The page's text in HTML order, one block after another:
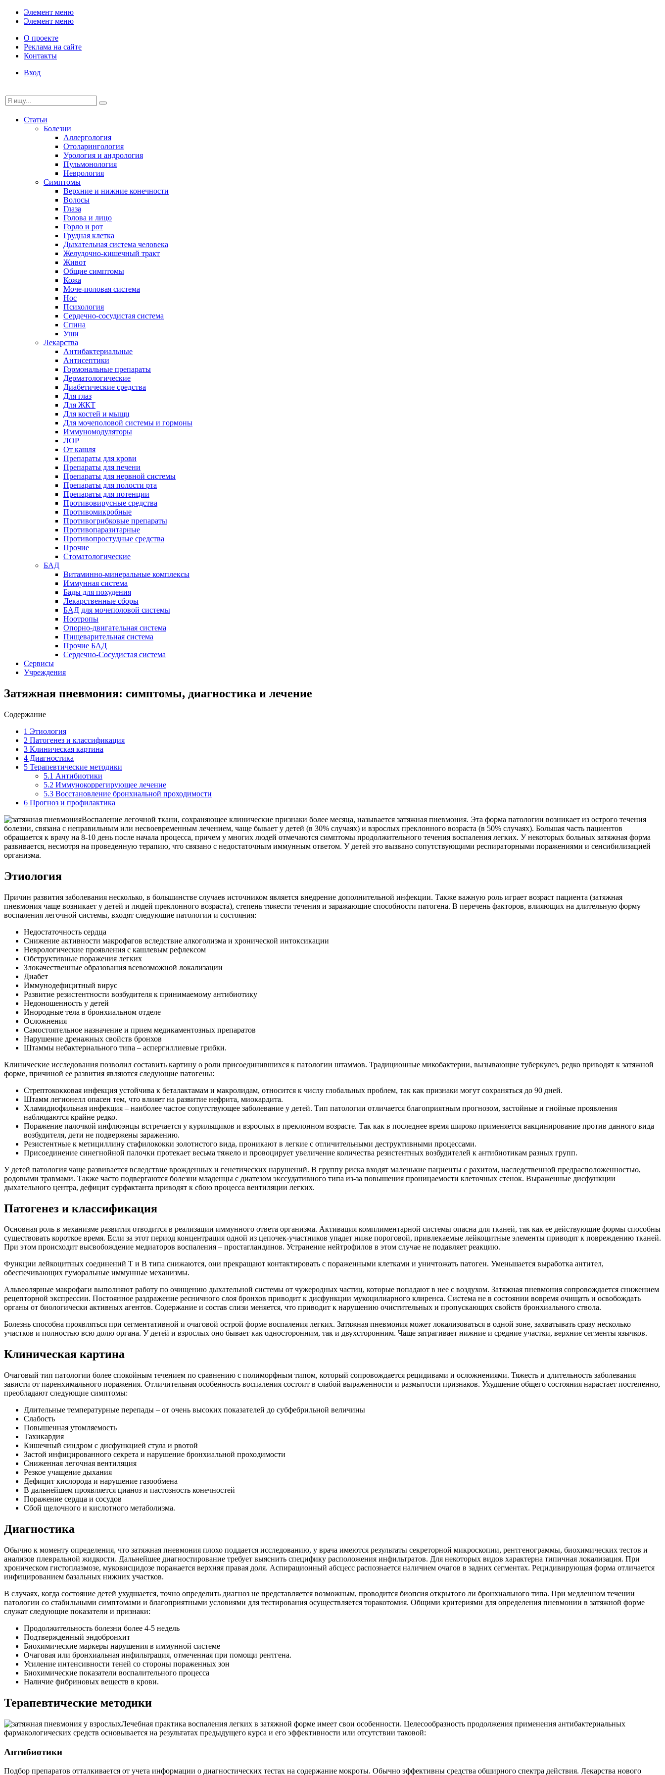
Элемент меню
Элемент меню
О проекте
Реклама на сайте
Контакты
Вход
Статьи
Болезни
Аллергология
Отоларингология
Урология и андрология
Пульмонология
Неврология
Симптомы
Верхние и нижние конечности
Волосы
Глаза
Голова и лицо
Горло и рот
Грудная клетка
Дыхательная система человека
Желудочно-кишечный тракт
Живот
Общие симптомы
Кожа
Моче-половая система
Нос
Психология
Сердечно-сосудистая система
Спина
Уши
Лекарства
Антибактериальные
Антисептики
Гормональные препараты
Дерматологические
Диабетические средства
Для глаз
Для ЖКТ
Для костей и мыщц
Для мочеполовой системы и гормоны
Иммуномодуляторы
ЛОР
От кашля
Препараты для крови
Препараты для печени
Препараты для нервной системы
Препараты для полости рта
Препараты для потенции
Противовирусные средства
Противомикробные
Противогрибковые препараты
Противопаразитарные
Противопростудные средства
Прочие
Стоматологические
БАД
Витаминно-минеральные комплексы
Иммунная система
Бады для похудения
Лекарственные сборы
БАД для мочеполовой системы
Ноотропы
Опорно-двигательная система
Пищеварительная система
Прочие БАД
Сердечно-Сосудистая система
Сервисы
Учреждения
Затяжная пневмония: симптомы, диагностика и лечение
Содержание
1 Этиология
2 Патогенез и классификация
3 Клиническая картина
4 Диагностика
5 Терапевтические методики
5.1 Антибиотики
5.2 Иммунокоррегирующее лечение
5.3 Восстановление бронхиальной проходимости
6 Прогноз и профилактика
Воспаление легочной ткани, сохраняющее клинические признаки более месяца, называется затяжная пневмония. Эта форма патологии возникает из острого течения
болезни, связана с неправильным или несвоевременным лечением, чаще бывает у детей (в 30% случаях) и взрослых преклонного возраста (в 50% случаях). Большая часть пациентов
обращается к врачу на 8-10 день после начала процесса, причем у многих людей отмечаются симптомы продолжительного течения воспаления легких. У некоторых больных затяжная форма
развивается, несмотря на проведенную терапию, что связано с недостаточным иммунным ответом. У детей это вызвано сопутствующими респираторными поражениями и сенсибилизацией
организма.
Этиология
Причин развития заболевания несколько, в большинстве случаев источником является внедрение дополнительной инфекции. Также важную роль играет возраст пациента (затяжная
пневмония чаще возникает у детей и людей преклонного возраста), степень тяжести течения и заражающие способности патогена. В перечень факторов, влияющих на длительную форму
воспаления легочной системы, входят следующие патологии и состояния:
Недостаточность сердца
Снижение активности макрофагов вследствие алкоголизма и хронической интоксикации
Неврологические проявления с кашлевым рефлексом
Обструктивные поражения легких
Злокачественные образования всевозможной локализации
Диабет
Иммунодефицитный вирус
Развитие резистентности возбудителя к принимаемому антибиотику
Недоношенность у детей
Инородные тела в бронхиальном отделе
Осложнения
Самостоятельное назначение и прием медикаментозных препаратов
Нарушение дренажных свойств бронхов
Штаммы небактериального типа – аспергиллиевые грибки.
Клинические исследования позволил составить картину о роли присоединившихся к патологии штаммов. Традиционные микобактерии, вызывающие туберкулез, редко приводят к затяжной
форме, причиной ее развития являются следующие патогены:
Стрептококковая инфекция устойчива к беталактамам и макролидам, относится к числу глобальных проблем, так как признаки могут сохраняться до 90 дней.
Штамм легионелл опасен тем, что влияет на развитие нефрита, миокардита.
Хламидиофильная инфекция – наиболее частое сопутствующее заболевание у детей. Тип патологии отличается благоприятным прогнозом, застойные и гнойные проявления
наблюдаются крайне редко.
Поражение палочкой инфлюэнцы встречается у курильщиков и взрослых в преклонном возрасте. Так как в последнее время широко применяется вакцинирование против данного вида
возбудителя, дети не подвержены заражению.
Резистентные к метициллину стафилококки золотистого вида, проникают в легкие с отличительными деструктивными процессами.
Присоединение синегнойной палочки протекает весьма тяжело и провоцирует увеличение количества резистентных возбудителей к антибиотикам разных групп.
У детей патология чаще развивается вследствие врожденных и генетических нарушений. В группу риска входят маленькие пациенты с рахитом, наследственной предрасположенностью,
родовыми травмами. Также часто подвергаются болезни младенцы с диатезом экссудативного типа из-за повышения проницаемости клеточных стенок. Выраженные дисфункции
дыхательного центра, дефицит сурфактанта приводят к сбою процесса вентиляции легких.
Патогенез и классификация
Основная роль в механизме развития отводится в реализации иммунного ответа организма. Активация комплиментарной системы опасна для тканей, так как ее действующие формы способны
существовать короткое время. Если за этот период концентрация одной из цепочек-участников упадет ниже пороговой, привлекаемые лейкоцитные элементы приводят к повреждению тканей.
При этом происходит высвобождение медиаторов воспаления – простагландинов. Устранение нейтрофилов в этом случае не подавляет реакцию.
Функции лейкоцитных соединений Т и В типа снижаются, они прекращают контактировать с пораженными клетками и уничтожать патоген. Уменьшается выработка антител,
обеспечивающих гуморальные иммунные механизмы.
Альвеолярные макрофаги выполняют работу по очищению дыхательной системы от чужеродных частиц, которые попадают в нее с воздухом. Затяжная пневмония сопровождается снижением
рецепторной экспрессии. Постоянное раздражение ресничного слоя бронхов приводит к дисфункции мукоцилиарного клиренса. Система не в состоянии вовремя очищать и освобождать
органы от биологически активных агентов. Содержание и состав слизи меняется, что приводит к нарушению очистительных и пропускающих свойств бронхиального ствола.
Болезнь способна проявляться при сегментативной и очаговой острой форме воспаления легких. Затяжная пневмония может локализоваться в одной зоне, захватывать сразу несколько
участков и полностью всю долю органа. У детей и взрослых оно бывает как односторонним, так и двухсторонним. Чаще затрагивает нижние и средние участки, верхние сегменты язычков.
Клиническая картина
Очаговый тип патологии более спокойным течением по сравнению с полиморфным типом, который сопровождается рецидивами и осложнениями. Тяжесть и длительность заболевания
зависти от паренхимального поражения. Отличительная особенность воспаления состоит в слабой выраженности и размытости признаков. Ухудшение общего состояния нарастает постепенно,
преобладают следующие симптомы:
Длительные температурные перепады – от очень высоких показателей до субфебрильной величины
Слабость
Повышенная утомляемость
Тахикардия
Кишечный синдром с дисфункцией стула и рвотой
Застой инфицированного секрета и нарушение бронхиальной проходимости
Сниженная легочная вентиляция
Резкое учащение дыхания
Дефицит кислорода и нарушение газообмена
В дальнейшем проявляется цианоз и пастозность конечностей
Поражение сердца и сосудов
Сбой щелочного и кислотного метаболизма.
Диагностика
Обычно к моменту определения, что затяжная пневмония плохо поддается исследованию, у врача имеются результаты секреторной микроскопии, рентгенограммы, биохимических тестов и
анализов плевральной жидкости. Дальнейшее диагностирование требует выяснить специфику расположения инфильтратов. Для некоторых видов характерна типичная локализация. При
хроническом гистоплазмозе, муковисцидозе поражается верхняя правая доля. Аспирационный абсцесс распознается наличием очагов в задних сегментах. Рецидивирующая форма отличается
инфицированием базальных нижних участков.
В случаях, когда состояние детей ухудшается, точно определить диагноз не представляется возможным, проводится биопсия открытого ли бронхиального типа. При медленном течении
патологии со стабильными симптомами и благоприятными условиями для тестирования осуществляется торакотомия. Общими критериями для определения пневмонии в затяжной форме
служат следующие показатели и признаки:
Продолжительность болезни более 4-5 недель
Подтвержденный эндобронхит
Биохимические маркеры нарушения в иммунной системе
Очаговая или бронхиальная инфильтрация, отмеченная при помощи рентгена.
Усиление интенсивности теней со стороны пораженных зон
Биохимические показатели воспалительного процесса
Наличие фибриновых веществ в крови.
Терапевтические методики
Лечебная практика воспаления легких в затяжной форме имеет свои особенности. Целесообразность продолжения применения антибактериальных
фармакологических средств основывается на результатах предыдущего курса и его эффективности или отсутствии таковой:
Антибиотики
Подбор препаратов отталкивается от учета информации о диагностических тестах на содержание мокроты. Обычно эффективны средства обширного спектра действия. Лекарства нового